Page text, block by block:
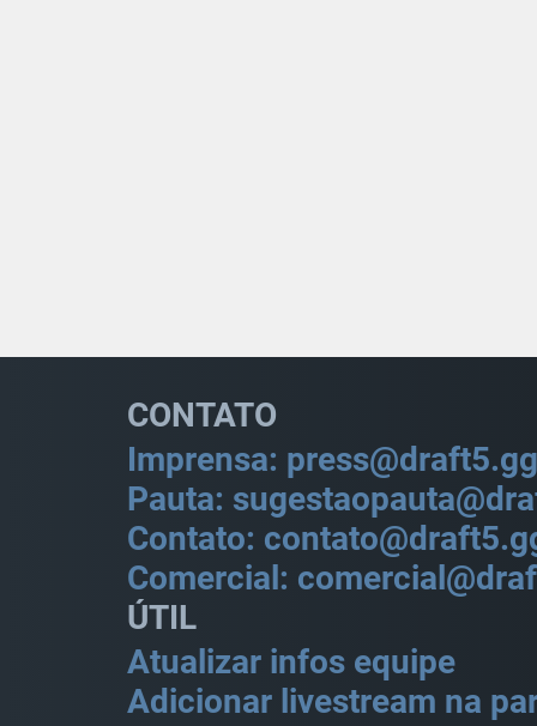
CONTATO
Imprensa: press@draft5.gg
Pauta:
Contato:
Comercial:
ÚTIL
Atualizar infos equipe
Adicionar livestream na